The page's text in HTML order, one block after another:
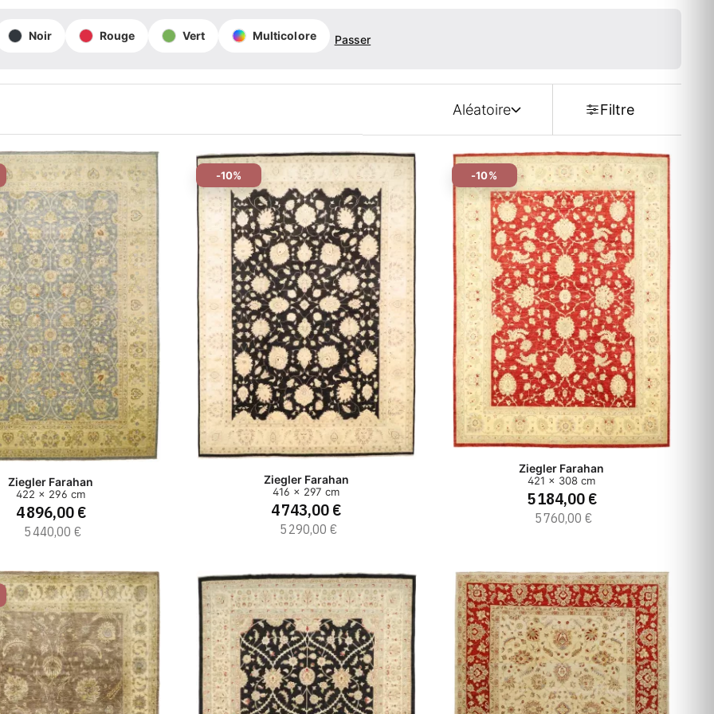
Noir Rouge Vert Multicolore Passer
Aléatoire Filtre
Ziegler Farahan
422 x 296 cm
4 896,00 €
5 440,00 €
-10%
Ziegler Farahan
416 x 297 cm
4 743,00 €
5 290,00 €
-10%
Ziegler Farahan
421 x 308 cm
5 184,00 €
5 760,00 €